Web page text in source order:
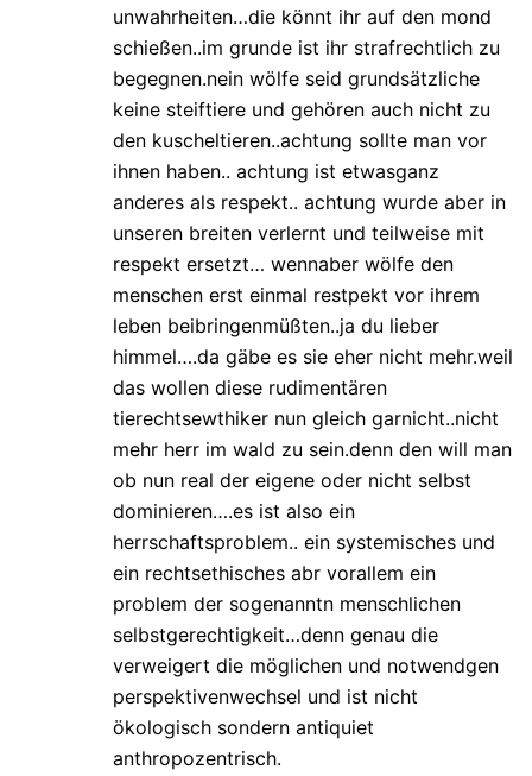
unwahrheiten…die könnt ihr auf den mond
schießen..im grunde ist ihr strafrechtlich zu
begegnen.nein wölfe seid grundsätzliche
keine steiftiere und gehören auch nicht zu
den kuscheltieren..achtung sollte man vor
ihnen haben.. achtung ist etwasganz
anderes als respekt.. achtung wurde aber in
unseren breiten verlernt und teilweise mit
respekt ersetzt… wennaber wölfe den
menschen erst einmal restpekt vor ihrem
leben beibringenmüßten..ja du lieber
himmel….da gäbe es sie eher nicht mehr.weil
das wollen diese rudimentären
tierechtsewthiker nun gleich garnicht..nicht
mehr herr im wald zu sein.denn den will man
ob nun real der eigene oder nicht selbst
dominieren….es ist also ein
herrschaftsproblem.. ein systemisches und
ein rechtsethisches abr vorallem ein
problem der sogenanntn menschlichen
selbstgerechtigkeit…denn genau die
verweigert die möglichen und notwendgen
perspektivenwechsel und ist nicht
ökologisch sondern antiquiet
anthropozentrisch.